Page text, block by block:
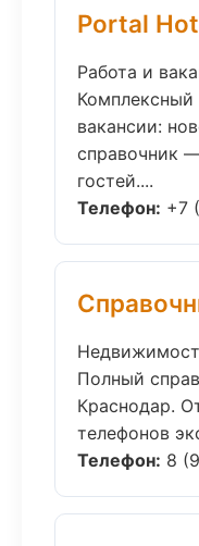
Portal
Работа и
Комплексный
вакансии:
справочник
гостей....
Телефон: +7
Полный
Краснодар.
телефонов
Телефон: 8